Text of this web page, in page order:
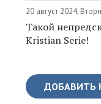
20 август 2024,
Такой
Kristian Serie!
ДОБАВИТЬ